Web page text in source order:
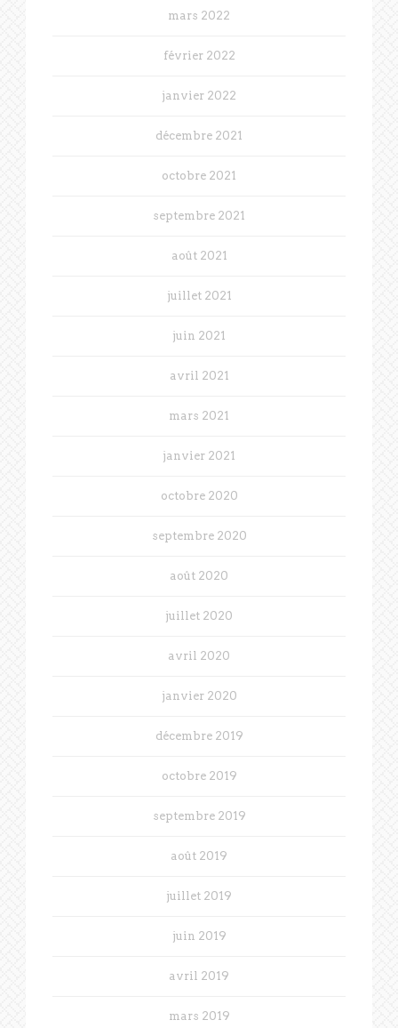
mars 2022
février 2022
janvier 2022
décembre 2021
octobre 2021
septembre 2021
août 2021
juillet 2021
juin 2021
avril 2021
mars 2021
janvier 2021
octobre 2020
septembre 2020
août 2020
juillet 2020
avril 2020
janvier 2020
décembre 2019
octobre 2019
septembre 2019
août 2019
juillet 2019
juin 2019
avril 2019
mars 2019